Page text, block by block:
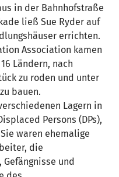
in der Bahnhofstraße
ließ Sue Ryder auf
errichten.
Association kamen
Ländern, nach
zu roden und unter
bauen.
Lagern in
Persons (DPs),
waren ehemalige
die
und